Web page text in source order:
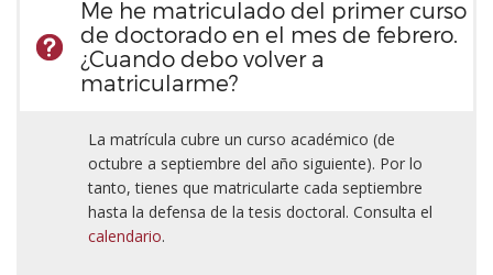
Me he matriculado del primer curso
de doctorado en el mes de febrero.
¿Cuando debo volver a
matricularme?
La matrícula cubre un curso académico (de
octubre a septiembre del año siguiente). Por lo
tanto, tienes que matricularte cada septiembre
hasta la defensa de la tesis doctoral. Consulta el
calendario.